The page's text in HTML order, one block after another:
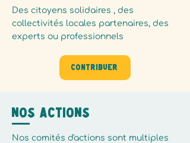
Des citoyens solidaires , des
collectivités locales partenaires, des
experts ou professionnels
Contribuer
Nos actions
Nos comités d'actions sont multiples